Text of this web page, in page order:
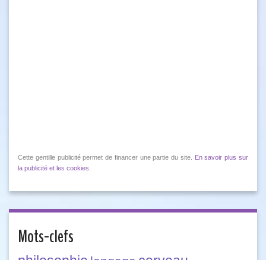
Cette gentille publicité permet de financer une partie du site.
En savoir plus sur
la publicité et les cookies
Mots-clefs